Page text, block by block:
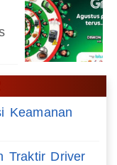
Keamanan
Traktir Driver